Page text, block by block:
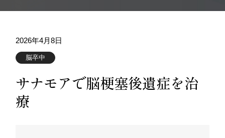
2026年4月8日
脳卒中
サナモアで脳梗塞後遺症を治
療